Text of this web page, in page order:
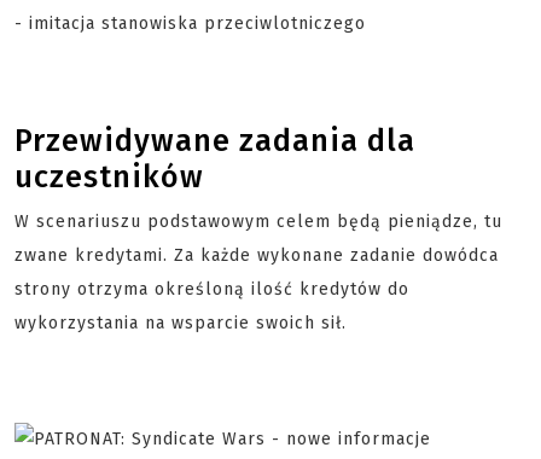
- imitacja stanowiska przeciwlotniczego
Przewidywane zadania dla
uczestników
W scenariuszu podstawowym celem będą pieniądze, tu
zwane kredytami. Za każde wykonane zadanie dowódca
strony otrzyma określoną ilość kredytów do
wykorzystania na wsparcie swoich sił.